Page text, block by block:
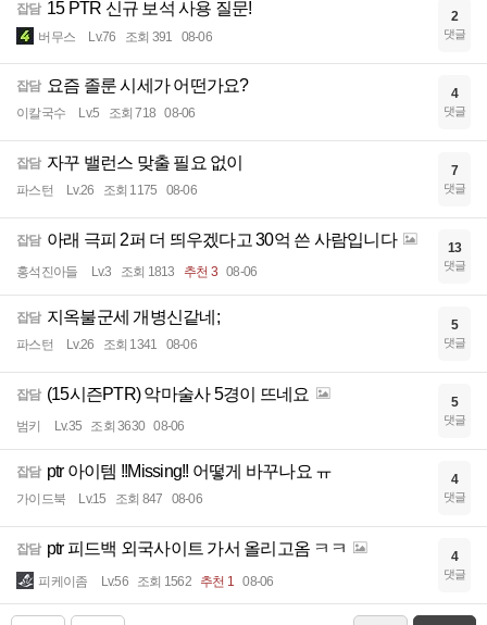
잡담 15 PTR 신규 보석 사용 질문!
버무스 Lv.76 조회 391 08-06
2
댓글
잡담 요즘 졸룬 시세가 어떤가요?
이칼국수 Lv.5 조회 718 08-06
4
댓글
잡담 자꾸 밸런스 맞출 필요 없이
파스턴 Lv.26 조회 1175 08-06
7
댓글
잡담 아래 극피 2퍼 더 띄우겠다고 30억 쓴 사람입니다
홍석진아들 Lv.3 조회 1813 추천 3 08-06
13
댓글
잡담 지옥불군세 개병신같네;
파스턴 Lv.26 조회 1341 08-06
5
댓글
잡담 (15시즌PTR) 악마술사 5경이 뜨네요
범키 Lv.35 조회 3630 08-06
5
댓글
잡담 ptr 아이템 !!Missing!! 어떻게 바꾸나요 ㅠ
가이드북 Lv.15 조회 847 08-06
4
댓글
잡담 ptr 피드백 외국사이트 가서 올리고옴 ㅋㅋ
피케이좀 Lv.56 조회 1562 추천 1 08-06
4
댓글